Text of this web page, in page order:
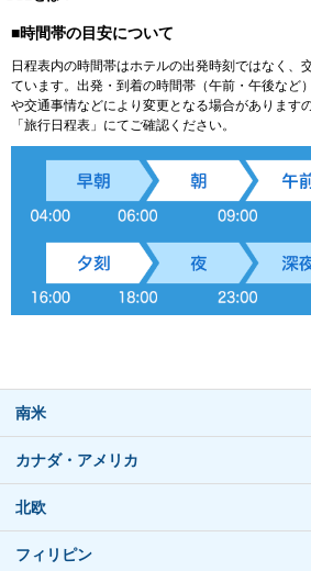
■時間帯の目安について
日程表内の時間帯はホテルの出発時刻ではなく、
ています。出発・到着の時間帯（午前・午後など
や交通事情などにより変更となる場合があります
「旅行日程表」にてご確認ください。
南米
カナダ・アメリカ
北欧
フィリピン